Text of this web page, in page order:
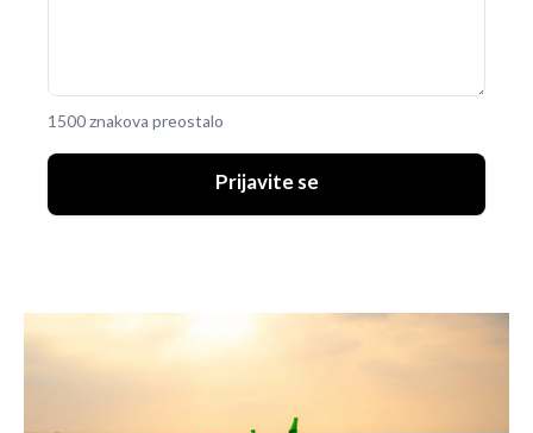
1500 znakova preostalo
Prijavite se